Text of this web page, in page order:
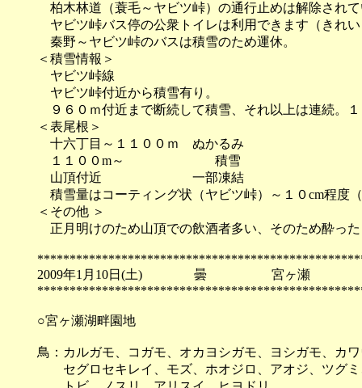
柏木林道（蓑毛～ヤビツ峠）の通行止めは解除され
ヤビツ峠バス停の公衆トイレは利用できます（きれ
秦野～ヤビツ峠のバスは積雪のため運休。
＜積雪情報＞
ヤビツ峠線
ヤビツ峠付近から積雪有り。
９６０ｍ付近まで断続して積雪、それ以上は連続。
＜表尾根＞
十六丁目～１１００ｍ ぬかるみ
１１００m～ 積雪
山頂付近 一部凍結
積雪量はコーティング状（ヤビツ峠）～１０cm程度
＜その他 ＞
正月明けのため山頂での飲酒者多い、そのため酔っ
2009年1月10日(土) 曇 宮ヶ瀬
○宮ヶ瀬湖畔園地
鳥：カルガモ、コガモ、オカヨシガモ、ヨシガモ、カ
セグロセキレイ、モズ、ホオジロ、アオジ、ツグミ